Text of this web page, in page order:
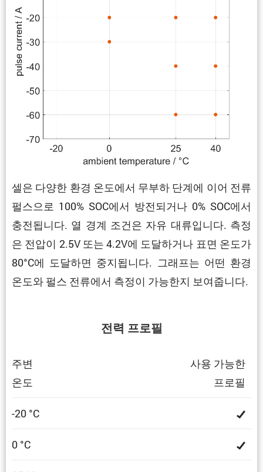
셀은 다양한 환경 온도에서 무부하 단계에 이어 전류
펄스으로 100% SOC에서 방전되거나 0% SOC에서
충전됩니다. 열 경계 조건은 자유 대류입니다. 측정
은 전압이 2.5V 또는 4.2V에 도달하거나 표면 온도가
80°C에 도달하면 중지됩니다. 그래프는 어떤 환경
온도와 펄스 전류에서 측정이 가능한지 보여줍니다.
전력 프로필
주변
온도
사용 가능한
프로필
-20 °C
0 °C